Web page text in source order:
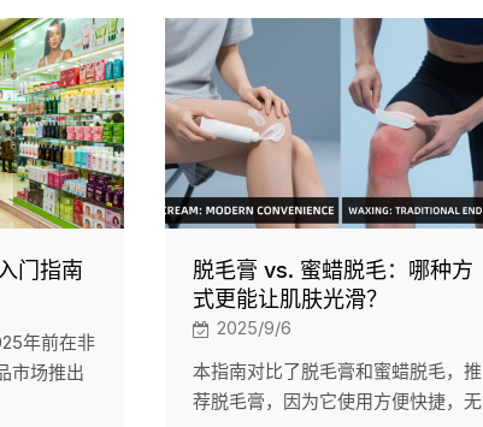
门指南
年前在非
市场推出
脱毛膏 vs. 蜜蜡脱毛：哪种方
式更能让肌肤光滑？
2025/9/6
本指南对比了脱毛膏和蜜蜡脱毛，推
荐脱毛膏，因为它使用方便快捷，无